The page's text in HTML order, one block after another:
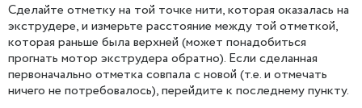
Сделайте отметку на той точке нити, которая оказалась на
экструдере, и измерьте расстояние между той отметкой,
которая раньше была верхней (может понадобиться
прогнать мотор экструдера обратно). Если сделанная
первоначально отметка совпала с новой (т.е. и отмечать
ничего не потребовалось), перейдите к последнему пункту.